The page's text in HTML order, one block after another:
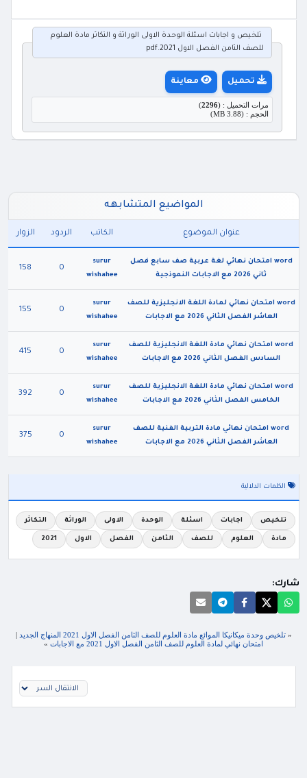
تلخيص و اجابات اسئلة الوحدة الاولى الوراثة و التكاثر مادة العلوم
للصف الثامن الفصل الاول 2021.pdf
تحميل معاينة
مرات التحميل : (2296
)
الحجم : (3.88 MB)
المواضيع المتشابهه
عنوان الموضوع الكاتب الردود الزوار
word امتحان نهائي لغة عربية صف سابع فصل
ثاني 2026 مع الاجابات النموذجية
surur
wishahee
0
158
word امتحان نهائي لمادة اللغة الانجليزية للصف
العاشر الفصل الثاني 2026 مع الاجابات
surur
wishahee
0
155
word امتحان نهائي مادة اللغة الانجليزية للصف
السادس الفصل الثاني 2026 مع الاجابات
surur
wishahee
0
415
word امتحان نهائي مادة اللغة الانجليزية للصف
الخامس الفصل الثاني 2026 مع الاجابات
surur
wishahee
0
392
word امتحان نهائي مادة التربية الفنية للصف
العاشر الفصل الثاني 2026 مع الاجابات
surur
wishahee
0
375
الكلمات الدلالية
تلخيص اجابات اسئلة الوحدة الاولى الوراثة التكاثر
مادة العلوم للصف الثامن الفصل الاول 2021
شارك:
«تلخيص وحدة ميكانيكا الموائع مادة العلوم للصف الثامن الفصل الاول 2021 المنهاج الجديد
|
امتحان نهائي لمادة العلوم للصف الثامن الفصل الاول 2021 مع الاجابات
»